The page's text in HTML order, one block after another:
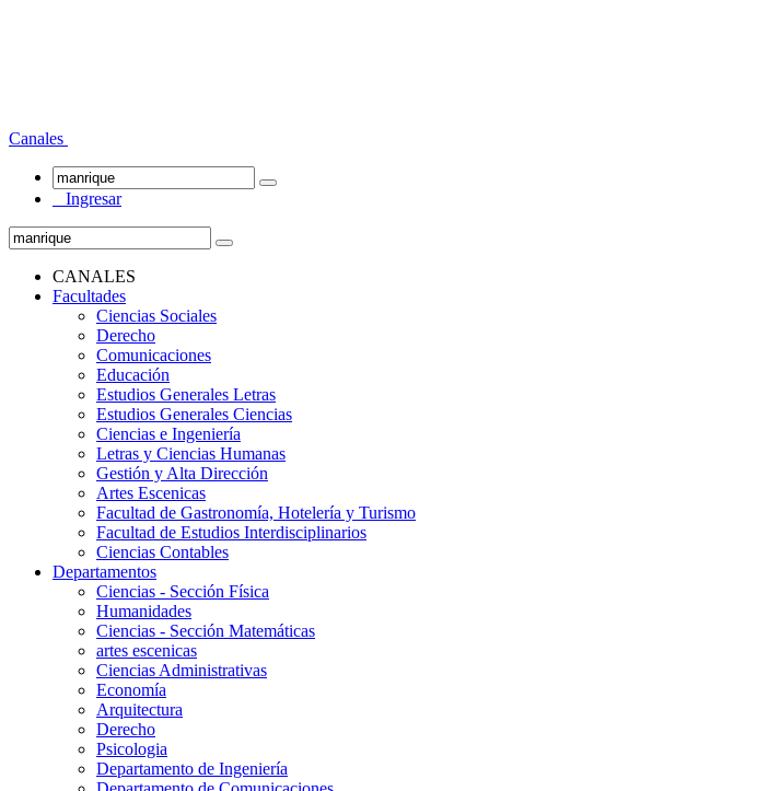
Canales
Ingresar
CANALES
Facultades
Ciencias Sociales
Derecho
Comunicaciones
Educación
Estudios Generales Letras
Estudios Generales Ciencias
Ciencias e Ingeniería
Letras y Ciencias Humanas
Gestión y Alta Dirección
Artes Escenicas
Facultad de Gastronomía, Hotelería y Turismo
Facultad de Estudios Interdisciplinarios
Ciencias Contables
Departamentos
Ciencias - Sección Física
Humanidades
Ciencias - Sección Matemáticas
artes escenicas
Ciencias Administrativas
Economía
Arquitectura
Derecho
Psicologia
Departamento de Ingeniería